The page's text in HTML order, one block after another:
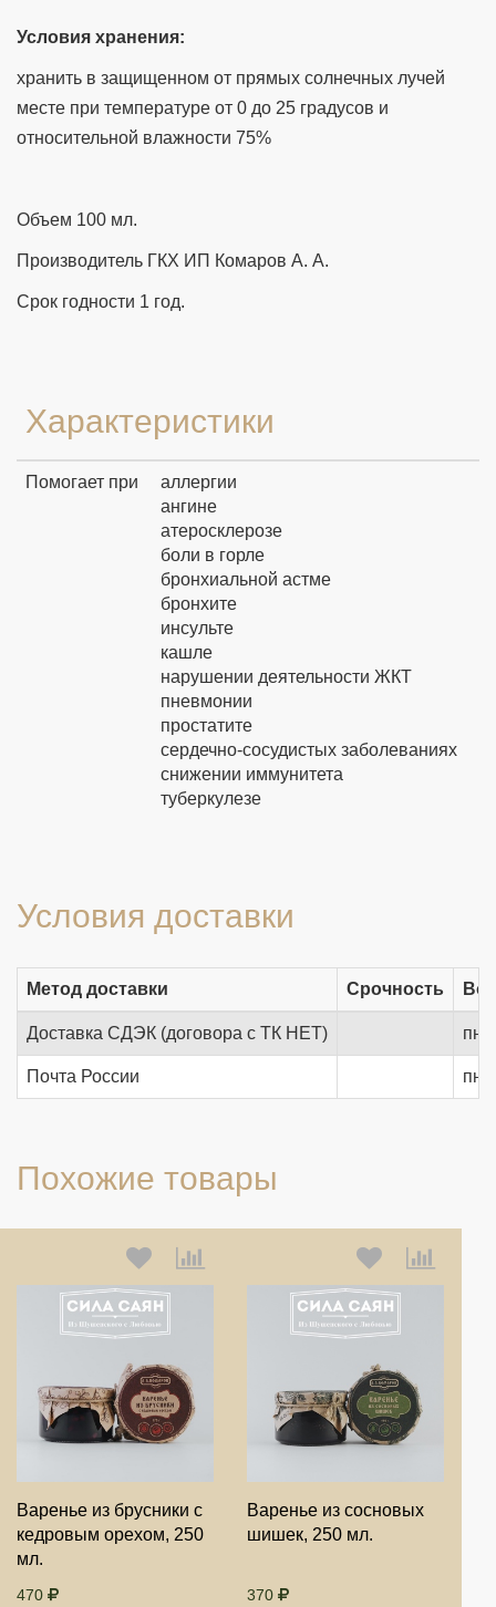
Условия хранения:
хранить в защищенном от прямых солнечных лучей
месте при температуре от 0 до 25 градусов и
относительной влажности 75%
Объем 100 мл.
Производитель ГКХ ИП Комаров А. А.
Срок годности 1 год.
Характеристики
Помогает при
аллергии
ангине
атеросклерозе
боли в горле
бронхиальной астме
бронхите
инсульте
кашле
нарушении деятельности ЖКТ
пневмонии
простатите
сердечно-сосудистых заболеваниях
снижении иммунитета
туберкулезе
Условия доставки
Метод доставки Срочность
Доставка СДЭК (договора с ТК НЕТ) пн.-
Почта России пн.-
Похожие товары
Варенье из брусники с
кедровым орехом, 250
мл.
470
Выберите количество:
Продолжить
Варенье из сосновых
шишек, 250 мл.
370
Выберите количество:
Продолжить